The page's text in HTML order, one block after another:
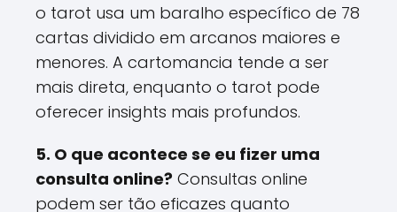
o tarot usa um baralho específico de 78
cartas dividido em arcanos maiores e
menores. A cartomancia tende a ser
mais direta, enquanto o tarot pode
oferecer insights mais profundos​.
5. O que acontece se eu fizer uma
consulta online? Consultas online
podem ser tão eficazes quanto